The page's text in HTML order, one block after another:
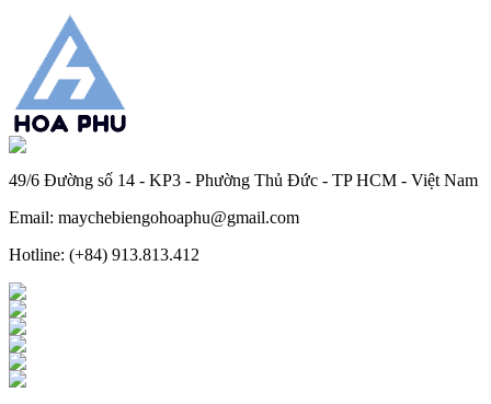
49/6 Đường số 14 - KP3 - Phường Thủ Đức - TP HCM - Việt Nam
Email: maychebiengohoaphu@gmail.com
Hotline: (+84) 913.813.412